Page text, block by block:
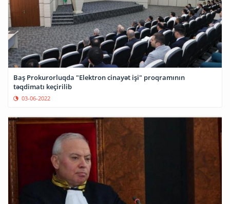
Baş Prokurorluqda "Elektron cinayət işi" proqramının
təqdimatı keçirilib
03-06-2022